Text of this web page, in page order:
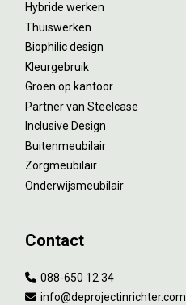
Hybride werken
Thuiswerken
Biophilic design
Kleurgebruik
Groen op kantoor
Partner van Steelcase
Inclusive Design
Buitenmeubilair
Zorgmeubilair
Onderwijsmeubilair
Contact
088-650 12 34
info@deprojectinrichter.com